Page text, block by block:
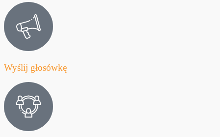
Wyślij głosówkę